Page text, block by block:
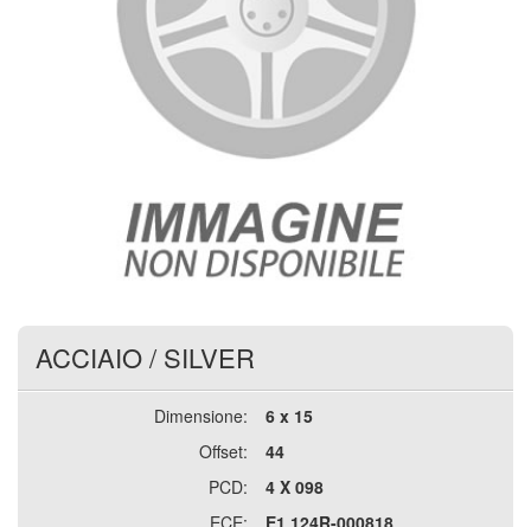
ACCIAIO/ SILVER
Dimensione:
6 x 15
Offset:
44
PCD:
4 X 098
ECE:
E1 124R-000818